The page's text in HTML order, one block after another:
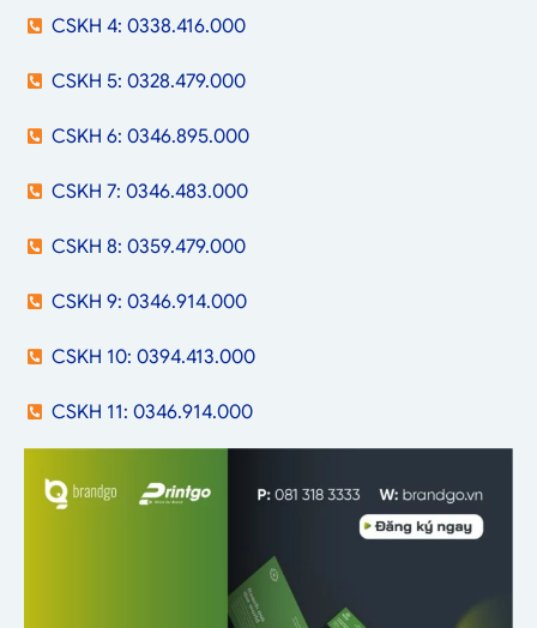
CSKH 4: 0338.416.000
CSKH 5: 0328.479.000
CSKH 6: 0346.895.000
CSKH 7: 0346.483.000
CSKH 8: 0359.479.000
CSKH 9: 0346.914.000
CSKH 10: 0394.413.000
CSKH 11: 0346.914.000